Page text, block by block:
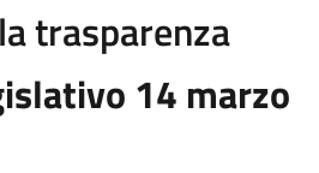
trasparenza
14 marzo